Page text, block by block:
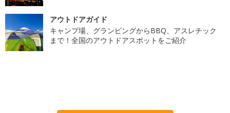
アウトドアガイド
キャンプ場、グランピングからBBQ、アスレチック
まで！全国のアウトドアスポットをご紹介